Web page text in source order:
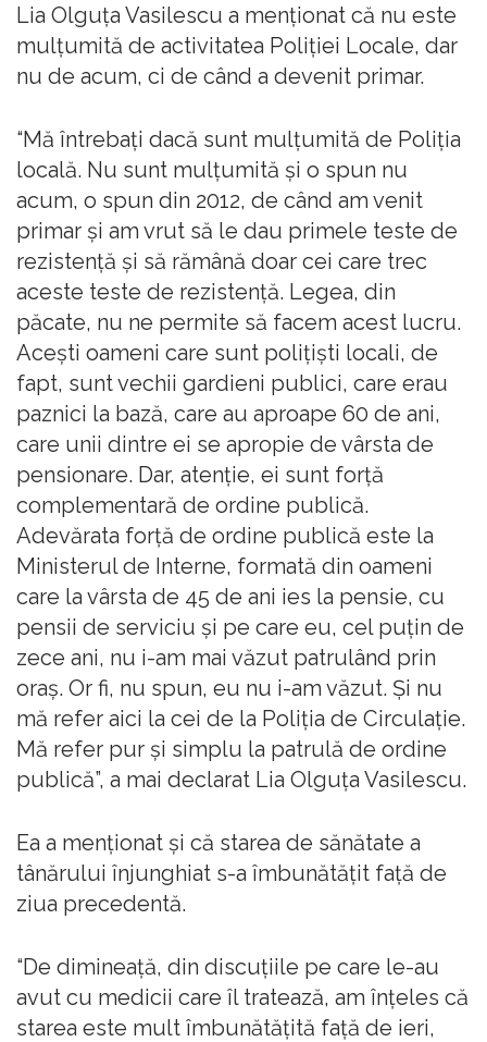
Lia Olguţa Vasilescu a menţionat că nu este
mulţumită de activitatea Poliţiei Locale, dar
nu de acum, ci de când a devenit primar.
“Mă întrebaţi dacă sunt mulţumită de Poliţia
locală. Nu sunt mulţumită şi o spun nu
acum, o spun din 2012, de când am venit
primar şi am vrut să le dau primele teste de
rezistenţă şi să rămână doar cei care trec
aceste teste de rezistenţă. Legea, din
păcate, nu ne permite să facem acest lucru.
Aceşti oameni care sunt poliţişti locali, de
fapt, sunt vechii gardieni publici, care erau
paznici la bază, care au aproape 60 de ani,
care unii dintre ei se apropie de vârsta de
pensionare. Dar, atenţie, ei sunt forţă
complementară de ordine publică.
Adevărata forţă de ordine publică este la
Ministerul de Interne, formată din oameni
care la vârsta de 45 de ani ies la pensie, cu
pensii de serviciu şi pe care eu, cel puţin de
zece ani, nu i-am mai văzut patrulând prin
oraş. Or fi, nu spun, eu nu i-am văzut. Şi nu
mă refer aici la cei de la Poliţia de Circulaţie.
Mă refer pur şi simplu la patrulă de ordine
publică”, a mai declarat Lia Olguţa Vasilescu.
Ea a menţionat şi că starea de sănătate a
tânărului înjunghiat s-a îmbunătăţit faţă de
ziua precedentă.
“De dimineaţă, din discuţiile pe care le-au
avut cu medicii care îl tratează, am înţeles că
starea este mult îmbunătăţită faţă de ieri,